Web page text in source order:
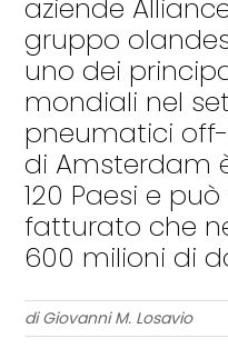
aziende
gruppo
uno dei
mondiali nel
pneumatici
di Amsterdam
120 Paesi e
fatturato che
600 milioni di
di Giovanni M. Losavio